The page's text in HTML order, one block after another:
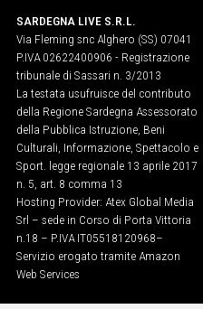
EVENTI
STORIE
VIDEO
Vai
UNISCITI
AL CANALE
SARDEGNA LIVE S.R.L.
Via Fleming snc Alghero (SS) 07041
P.IVA 02622400906 - Registrazione
tribunale di Sassari n. 3/2013
La testata usufruisce del contributo
della Regione Sardegna Assessorato
della Pubblica Istruzione, Beni
Culturali, Informazione, Spettacolo e
Sport. legge regionale 13 aprile 2017
n. 5, art. 8 comma 13
Hosting Provider: Atex Global Media
Srl – sede in Corso di Porta Vittoria
n.18 – P.IVA IT05518120968​–
Servizio erogato tramite Amazon
Web Services